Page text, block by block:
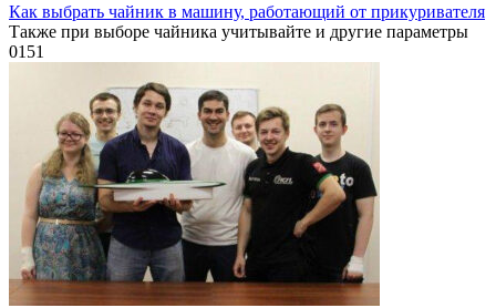
Как выбрать чайник в машину, работающий от прикуривателя
Также при выборе чайника учитывайте и другие параметры
0151